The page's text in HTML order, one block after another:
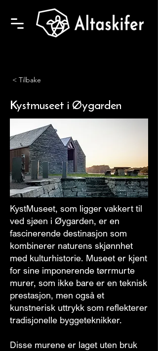
< Tilbake
Kystmuseet i Øygarden
KystMuseet, som ligger vakkert til
ved sjøen i Øygarden, er en
fascinerende destinasjon som
kombinerer naturens skjønnhet
med kulturhistorie. Museet er kjent
for sine imponerende tørrmurte
murer, som ikke bare er en teknisk
prestasjon, men også et
kunstnerisk uttrykk som reflekterer
tradisjonelle byggeteknikker.
Disse murene er laget uten bruk